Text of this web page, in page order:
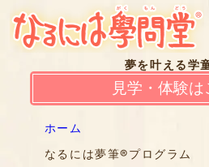
夢を叶える学
見学・体験は
ホーム
なるには夢筆®プログラム